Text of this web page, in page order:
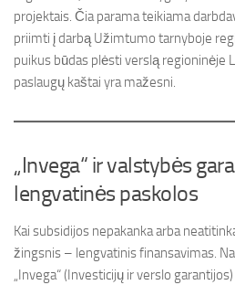
projektais. Čia parama teikiama
priimti į darbą Užimtumo tarnyboje
puikus būdas plėsti verslą regioninėje
paslaugų kaštai yra mažesni.
„Invega“ ir valstybės
lengvatinės paskolos
Kai subsidijos nepakanka arba
žingsnis – lengvatinis finansavimas.
„Invega“ (Investicijų ir verslo